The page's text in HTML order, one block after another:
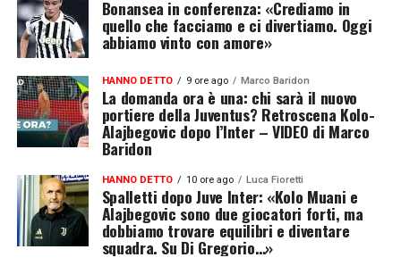
Bonansea in conferenza: «Crediamo in
quello che facciamo e ci divertiamo. Oggi
abbiamo vinto con amore»
HANNO DETTO 9 ore ago Marco Baridon
La domanda ora è una: chi sarà il nuovo
portiere della Juventus? Retroscena Kolo-
Alajbegovic dopo l’Inter – VIDEO di Marco
Baridon
HANNO DETTO 10 ore ago Luca Fioretti
Spalletti dopo Juve Inter: «Kolo Muani e
Alajbegovic sono due giocatori forti, ma
dobbiamo trovare equilibri e diventare
squadra. Su Di Gregorio…»